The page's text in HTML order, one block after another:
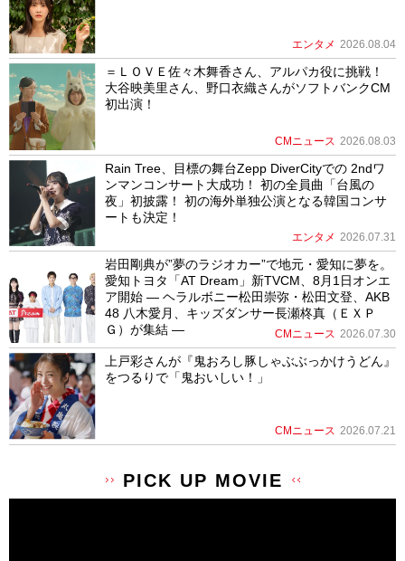
エンタメ 2026.08.04
＝ＬＯＶＥ佐々木舞香さん、アルパカ役に挑戦！
大谷映美里さん、野口衣織さんがソフトバンクCM
初出演！
CMニュース 2026.08.03
Rain Tree、目標の舞台Zepp DiverCityでの 2ndワ
ンマンコンサート大成功！ 初の全員曲「台風の
夜」初披露！ 初の海外単独公演となる韓国コンサ
ートも決定！
エンタメ 2026.07.31
岩田剛典が”夢のラジオカー”で地元・愛知に夢を。
愛知トヨタ「AT Dream」新TVCM、8月1日オンエ
ア開始 ― ヘラルボニー松田崇弥・松田文登、AKB
48 八木愛月、キッズダンサー長瀬柊真（ＥＸＰ
Ｇ）が集結 ―
CMニュース 2026.07.30
上戸彩さんが『鬼おろし豚しゃぶぶっかけうどん』
をつるりで「鬼おいしい！」
CMニュース 2026.07.21
PICK UP MOVIE